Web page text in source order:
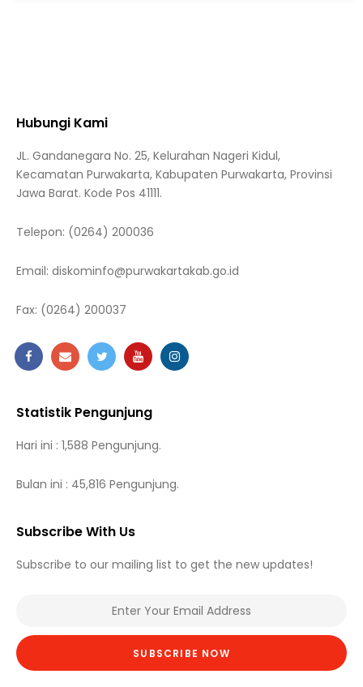
Hubungi Kami
JL. Gandanegara No. 25, Kelurahan Nageri Kidul,
Kecamatan Purwakarta, Kabupaten Purwakarta, Provinsi
Jawa Barat. Kode Pos 41111.
Telepon: (0264) 200036
Email: diskominfo@purwakartakab.go.id
Fax: (0264) 200037
Statistik Pengunjung
Hari ini : 1,588 Pengunjung.
Bulan ini : 45,816 Pengunjung.
Subscribe With Us
Subscribe to our mailing list to get the new updates!
SUBSCRIBE NOW